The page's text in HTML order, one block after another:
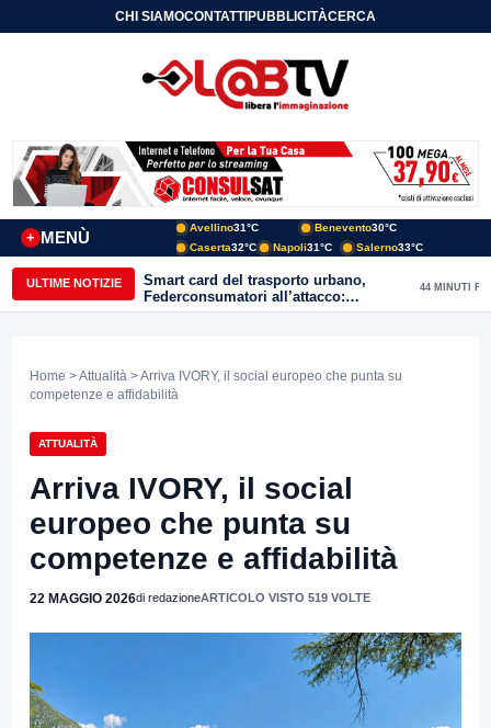
CHI SIAMOCONTATTIPUBBLICITÀCERCA
MENÙ
+
Avellino31°C Benevento30°C
Caserta32°C Napoli31°C Salerno33°C
ULTIME NOTIZIE
Smart card del trasporto urbano,
Federconsumatori all’attacco:
«Benevento ha bisogno di uno
44 MINUTI FA
Home >Attualità > Arriva IVORY, il social europeo che punta su
competenze e affidabilità
ATTUALITÀ
Arriva IVORY, il social
europeo che punta su
competenze e affidabilità
22 MAGGIO 2026di redazioneARTICOLO VISTO 519 VOLTE